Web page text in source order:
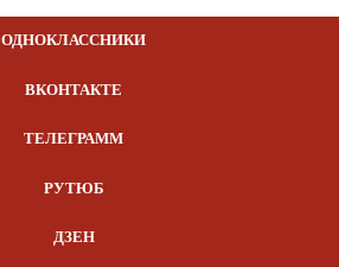
ОДНОКЛАССНИКИ
ВКОНТАКТЕ
ТЕЛЕГРАММ
РУТЮБ
ДЗЕН